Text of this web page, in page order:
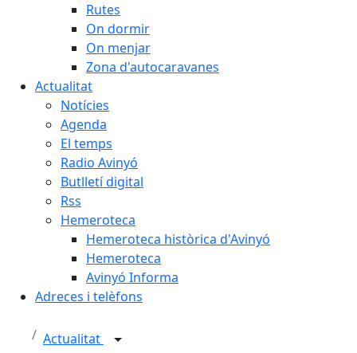
Rutes
On dormir
On menjar
Zona d'autocaravanes
Actualitat
Notícies
Agenda
El temps
Radio Avinyó
Butlletí digital
Rss
Hemeroteca
Hemeroteca històrica d'Avinyó
Hemeroteca
Avinyó Informa
Adreces i telèfons
Actualitat